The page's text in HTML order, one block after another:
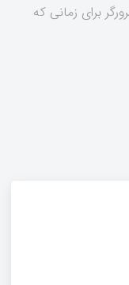
برای زمانی که